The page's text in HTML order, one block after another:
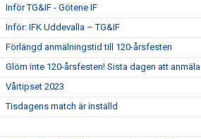
Inför TG&IF - Götene IF
Inför: IFK Uddevalla – TG&IF
Förlängd anmälningstid till 120-årsfesten
Glöm inte 120-årsfesten! Sista dagen att anmäla
Vårtipset 2023
Tisdagens match är inställd